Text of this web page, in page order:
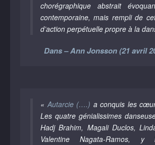
chorégraphique abstrait
contemporaine, mais rempli de
d’action perpétuelle propre à la
Dans – Ann Jonsson (21 avril
«Autarcie (….) a conquis les
Les quatre génialissimes
Hadj Brahim, Magali Duclos,
Valentine Nagata-Ramos, y